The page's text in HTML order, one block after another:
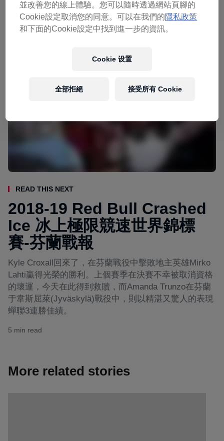
息，歡迎逕至活動官網關注、鎖定。
Read This Next
2018-19 Red Bull Crashed
Ice 冰上極限競速世界錦標
賽-芬蘭戰報
Kyle Croxall回來了，在芬蘭戰役中擊敗地主英雄Mirko
Lahti贏得光榮的勝利。上個賽季在決賽不幸被取消資格
的壞運，今天在此得到救贖，而Amanda Trunzo在芬蘭
于韋斯屈萊(Jyväskylä)戰役中，則以精湛又驚人的表現
蟬聯3連勝佳績。
5 min read
More related stories
並改善您的線上體驗。您可以隨時透過網站頁腳的
Cookie設定取消您的同意。可以在我們的隱私政策
和下面的Cookie設定中找到進一步的資訊。
Cookie 设置
全部拒絕 接受所有 Cookie